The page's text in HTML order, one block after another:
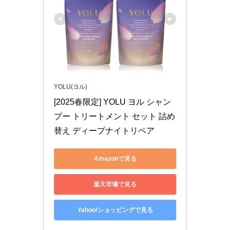
YOLU(ヨル)
[2025春限定] YOLU ヨル シャン
プー トリートメント セット 詰め
替え ディープナイトリペア
Amazonで見る
楽天市場で見る
Yahoo!ショッピングで見る